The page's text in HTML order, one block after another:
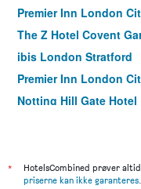
Premier Inn London
The Z Hotel Covent
ibis London Stratford
Premier Inn London
Notting Hill Gate Hotel
Staycity Aparthotels
*
HotelsCombined prøver
priserne kan ikke garanteres.